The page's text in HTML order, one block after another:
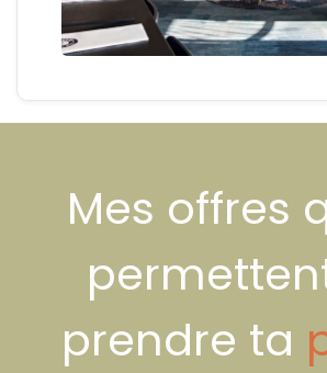
Mes offres
prendre ta